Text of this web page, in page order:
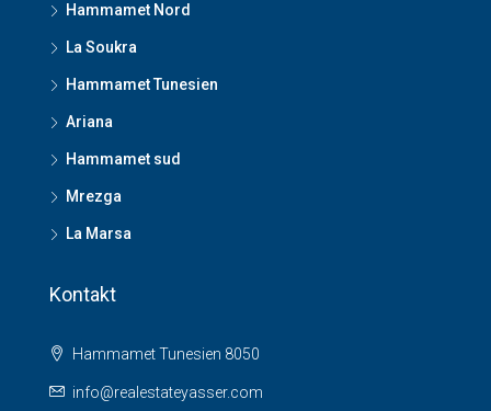
Hammamet Nord
La Soukra
Hammamet Tunesien
Ariana
Hammamet sud
Mrezga
La Marsa
Kontakt
Hammamet Tunesien 8050
info@realestateyasser.com